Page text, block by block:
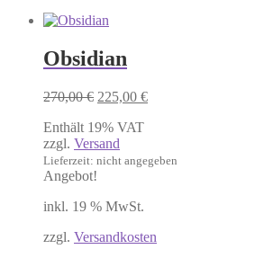
Obsidian
270,00€ Ursprünglicher
war:
270,00 €
225,00 €Aktueller
Enthält 19% VAT
zzgl. Versand
Lieferzeit: nicht angegeben
Angebot!
inkl. 19 % MwSt.
zzgl. Versandkosten